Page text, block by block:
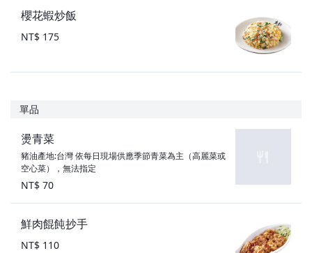
櫻花蝦炒飯
NT$ 175
單品
燙青菜
豬油產地:台灣 依每日現場供應季節青菜為主（高麗菜或
空心菜），無法指定
NT$ 70
鮮肉餛飩抄手
NT$ 110